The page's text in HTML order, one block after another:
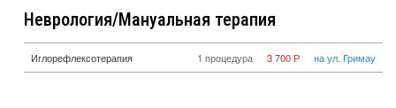
Неврология/Мануальная терапия
Иглорефлексотерапия 1 процедура 3 700 Р на ул. Гримау